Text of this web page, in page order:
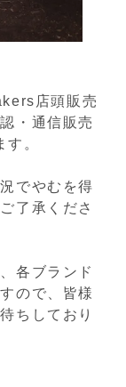
店頭販売
・通信販売
。
でやむを得
了承くださ
各ブランド
ので、皆様
ちしており